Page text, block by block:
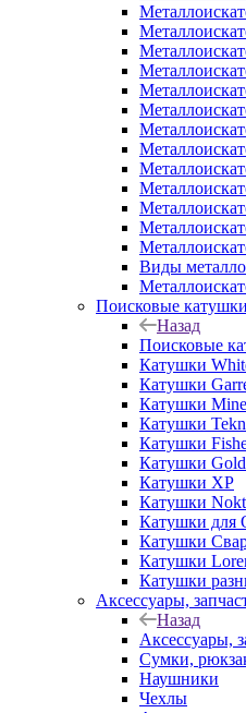
Виды
Поисковые катушки
Назад
Поисковые
Катушки
Катушки
Катушки
Катушки
Катушки
Катушки
Катушки XP
Катушки
Катушки для
Катушки
Катушки
Катушки
Аксессуары,
Назад
Аксессуары,
Сумки,
Наушники
Чехлы